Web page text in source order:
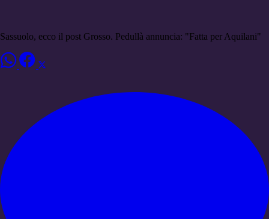
Sassuolo, ecco il post Grosso. Pedullà annuncia: "Fatta per Aquilani"